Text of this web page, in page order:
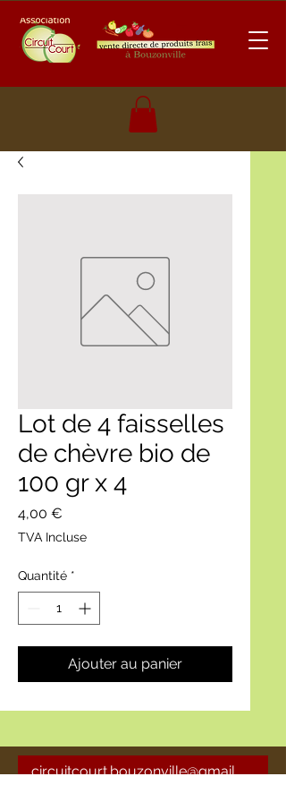
Lot de 4 faisselles
de chèvre bio de
100 gr x 4
4,00 €
TVA Incluse
Quantité *
Ajouter au panier
circuitcourt.bouzonville@gmail